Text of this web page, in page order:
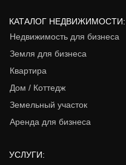
КАТАЛОГ НЕДВИЖИМОСТИ:
Недвижимость для бизнеса
Земля для бизнеса
Квартира
Дом / Коттедж
Земельный участок
Аренда для бизнеса
УСЛУГИ: